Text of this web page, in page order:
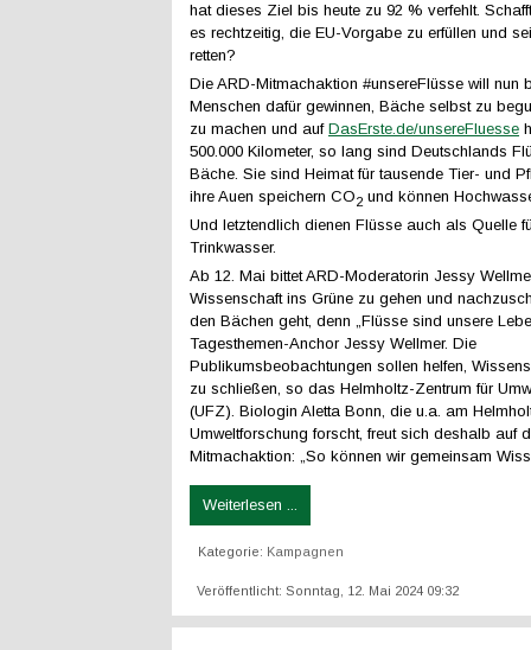
hat dieses Ziel bis heute zu 92 % verfehlt.
es rechtzeitig, die EU-Vorgabe zu erfüllen und
retten?
Die ARD-Mitmachaktion #unsereFlüsse will nun
Menschen dafür gewinnen, Bäche selbst zu
zu machen und auf DasErste.de/unsereFluesse
500.000 Kilometer, so lang sind Deutschlands
Bäche. Sie sind Heimat für tausende Tier- und
ihre Auen speichern CO2 und können
Und letztendlich dienen Flüsse auch als Quelle
Trinkwasser.
Ab 12. Mai bittet ARD-Moderatorin Jessy
Wissenschaft ins Grüne zu gehen und
den Bächen geht, denn „Flüsse sind unsere
Tagesthemen-Anchor Jessy Wellmer. Die
Publikumsbeobachtungen sollen helfen,
zu schließen, so das Helmholtz-Zentrum für
(UFZ). Biologin Aletta Bonn, die u.a. am
Umweltforschung forscht, freut sich deshalb auf
Mitmachaktion: „So können wir gemeinsam
Weiterlesen ...
Kategorie: Kampagnen
Veröffentlicht: Sonntag, 12. Mai 2024 09:32